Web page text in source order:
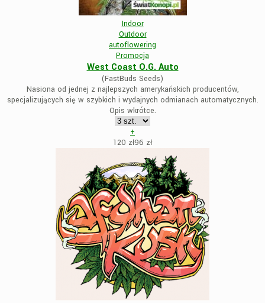
Indoor
Outdoor
autoflowering
Promocja
West Coast O.G. Auto
(FastBuds Seeds)
Nasiona od jednej z najlepszych amerykańskich producentów,
specjalizujących się w szybkich i wydajnych odmianach automatycznych.
Opis wkrótce.
+
120 zł96 zł